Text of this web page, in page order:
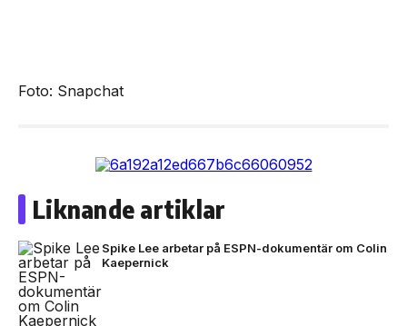
Foto: Snapchat
Liknande artiklar
Spike Lee arbetar på ESPN-dokumentär om Colin
Kaepernick